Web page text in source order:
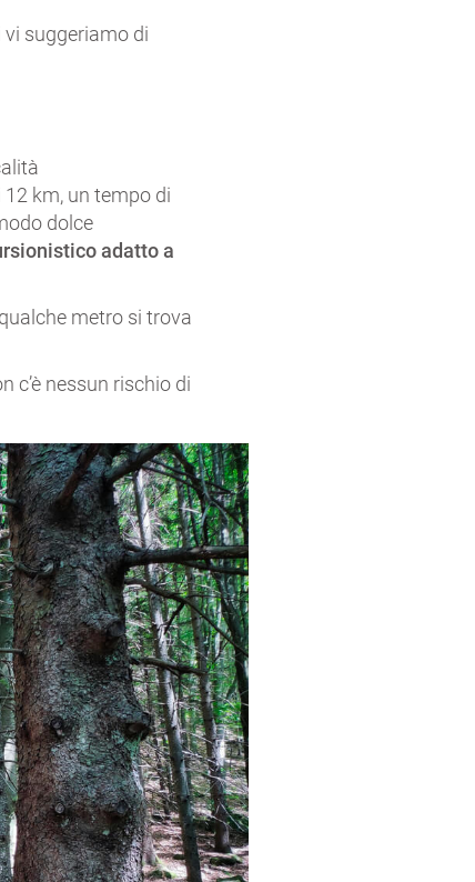
vi suggeriamo di
12 km, un tempo di
dolce
adatto a
metro si trova
c’è nessun rischio di